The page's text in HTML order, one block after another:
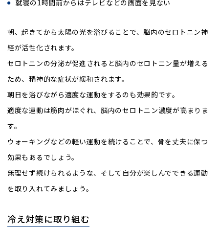
就寝の1時間前からはテレビなどの画面を見ない
朝、起きてから太陽の光を浴びることで、脳内のセロトニン神
経が活性化されます。
セロトニンの分泌が促進されると脳内のセロトニン量が増える
ため、精神的な症状が緩和されます。
朝日を浴びながら適度な運動をするのも効果的です。
適度な運動は筋肉がほぐれ、脳内のセロトニン濃度が高まりま
す。
ウォーキングなどの軽い運動を続けることで、骨を丈夫に保つ
効果もあるでしょう。
無理せず続けられるような、そして自分が楽しんでできる運動
を取り入れてみましょう。
冷え対策に取り組む